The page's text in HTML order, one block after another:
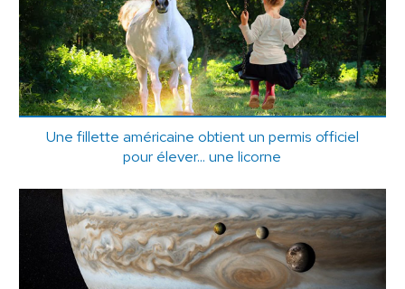
Une fillette américaine obtient un permis officiel
pour élever... une licorne